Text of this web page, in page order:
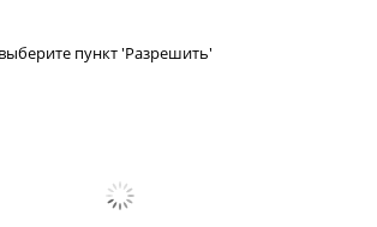
пункт 'Разрешить'